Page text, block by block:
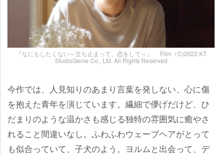
『なにもしたくない～立ち止まって、恋をして～』 Film（C)2022 KT
StudioGenie Co., Ltd. All Rights Reserved
今作では、人見知りのあまり言葉を発しない、心に傷
を抱えた青年を演じています。繊細で儚げだけど、ひ
だまりのような温かさも感じる独特の雰囲気に癒やさ
れること間違いなし。ふわふわウェーブヘアがとって
も似合っていて、子犬のよう。ヨルムと出会って、デ